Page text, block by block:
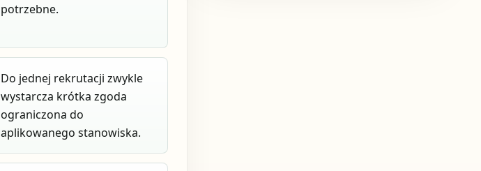
potrzebne.
Do jednej rekrutacji zwykle
wystarcza krótka zgoda
ograniczona do
aplikowanego stanowiska.